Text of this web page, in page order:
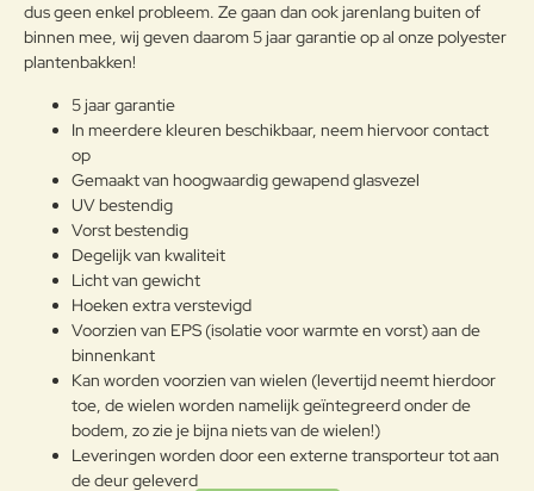
Note:HTML-code wordt niet vertaald!
Waardering:
g:
Slecht
Verder
dus geen enkel probleem. Ze gaan dan ook jarenlang buiten of
binnen mee, wij geven daarom 5 jaar garantie op al onze polyester
plantenbakken!
5 jaar garantie
In meerdere kleuren beschikbaar, neem hiervoor contact
op
Gemaakt van hoogwaardig gewapend glasvezel
UV bestendig
Vorst bestendig
Degelijk van kwaliteit
Licht van gewicht
Hoeken extra verstevigd
Voorzien van EPS (isolatie voor warmte en vorst) aan de
binnenkant
Kan worden voorzien van wielen (levertijd neemt hierdoor
toe, de wielen worden namelijk geïntegreerd onder de
bodem, zo zie je bijna niets van de wielen!)
Leveringen worden door een externe transporteur tot aan
de deur geleverd